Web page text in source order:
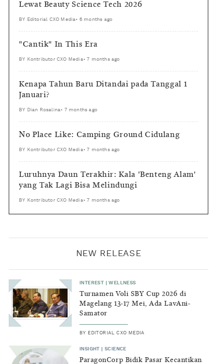
Lewat Beauty Science Tech 2026
BY Editorial CXO Media • 6 months ago
"Cantik" In This Era
BY Kontributor CXO Media •7 months ago
Kenapa Tahun Baru Ditandai pada Tanggal 1
Januari?
BY Dian Rosalina • 7 months ago
No Place Like: Camping Ground Cidulang
BY Kontributor CXO Media •7 months ago
Luruhnya Daun Terakhir: Kala 'Benteng Alam'
yang Tak Lagi Bisa Melindungi
BY Kontributor CXO Media •7 months ago
NEW RELEASE
INTEREST |WELLNESS
Turnamen Voli SBY Cup 2026 di
Magelang 13-17 Mei, Ada LavAni-
Samator
BY EDITORIAL CXO MEDIA
INSIGHT |SCIENCE
ParagonCorp Bidik Pasar Kecantikan